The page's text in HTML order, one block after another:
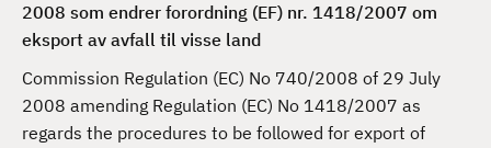
2008 som endrer forordning (EF) nr. 1418/2007 om
eksport av avfall til visse land
Commission Regulation (EC) No 740/2008 of 29 July
2008 amending Regulation (EC) No 1418/2007 as
regards the procedures to be followed for export of